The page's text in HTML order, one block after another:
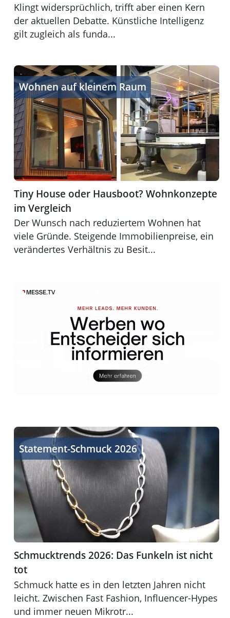
Klingt widersprüchlich, trifft aber einen Kern
der aktuellen Debatte. Künstliche Intelligenz
gilt zugleich als funda...
Tiny House oder Hausboot? Wohnkonzepte im
Wohnen auf kleinem Raum
Tiny House oder Hausboot? Wohnkonzepte
im Vergleich
Der Wunsch nach reduziertem Wohnen hat
viele Gründe. Steigende Immobilienpreise, ein
verändertes Verhältnis zu Besit...
Schmucktrends 2026: Das Funkeln ist nicht tot
Statement-Schmuck 2026
Schmucktrends 2026: Das Funkeln ist nicht
tot
Schmuck hatte es in den letzten Jahren nicht
leicht. Zwischen Fast Fashion, Influencer-Hypes
und immer neuen Mikrotr...